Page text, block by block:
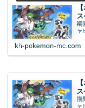
期
ャ
kh-pokemon-mc.com
期
ャ